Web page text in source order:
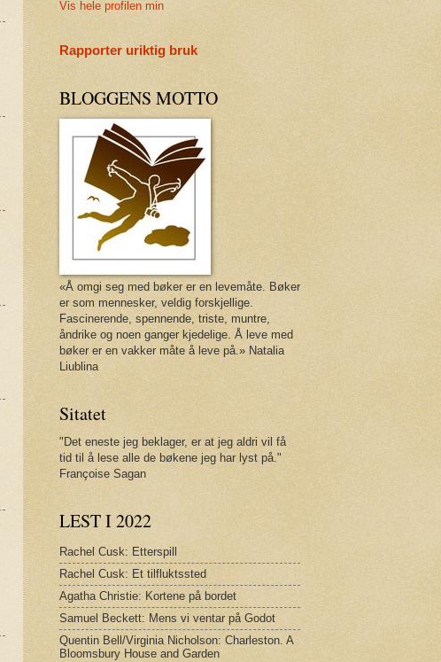
Vis hele profilen min
Rapporter uriktig bruk
BLOGGENS MOTTO
«Å omgi seg med bøker er en levemåte. Bøker
er som mennesker, veldig forskjellige.
Fascinerende, spennende, triste, muntre,
åndrike og noen ganger kjedelige. Å leve med
bøker er en vakker måte å leve på.» Natalia
Liublina
Sitatet
"Det eneste jeg beklager, er at jeg aldri vil få
tid til å lese alle de bøkene jeg har lyst på."
Françoise Sagan
LEST I 2022
Rachel Cusk: Etterspill
Rachel Cusk: Et tilfluktssted
Agatha Christie: Kortene på bordet
Samuel Beckett: Mens vi ventar på Godot
Quentin Bell/Virginia Nicholson: Charleston. A
Bloomsbury House and Garden